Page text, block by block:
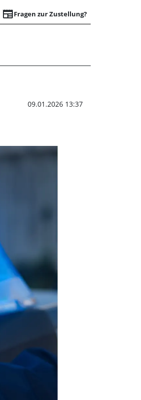
newspaperFragen zur Zustellung?
Sperrung:
09.01.2026 13:37